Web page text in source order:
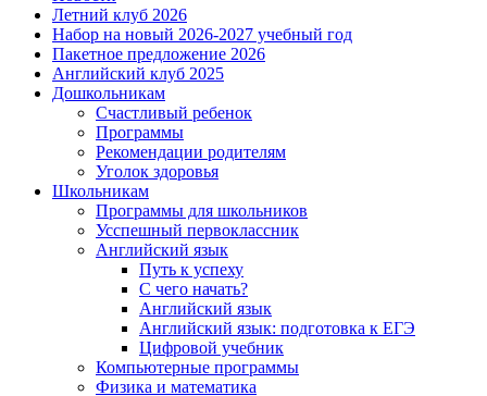
Летний клуб 2026
Набор на новый 2026-2027 учебный год
Пакетное предложение 2026
Английский клуб 2025
Дошкольникам
Счастливый ребенок
Программы
Рекомендации родителям
Уголок здоровья
Школьникам
Программы для школьников
Усспешный первоклассник
Английский язык
Путь к успеху
С чего начать?
Английский язык
Английский язык: подготовка к ЕГЭ
Цифровой учебник
Компьютерные программы
Физика и математика